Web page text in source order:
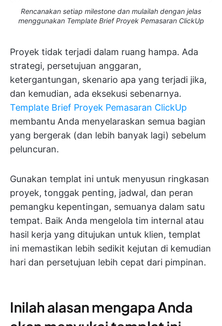
Rencanakan setiap milestone dan mulailah dengan jelas
menggunakan Template Brief Proyek Pemasaran ClickUp
Proyek tidak terjadi dalam ruang hampa. Ada
strategi, persetujuan anggaran,
ketergantungan, skenario apa yang terjadi jika,
dan kemudian, ada eksekusi sebenarnya.
Template Brief Proyek Pemasaran ClickUp
membantu Anda menyelaraskan semua bagian
yang bergerak (dan lebih banyak lagi) sebelum
peluncuran.
Gunakan templat ini untuk menyusun ringkasan
proyek, tonggak penting, jadwal, dan peran
pemangku kepentingan, semuanya dalam satu
tempat. Baik Anda mengelola tim internal atau
hasil kerja yang ditujukan untuk klien, templat
ini memastikan lebih sedikit kejutan di kemudian
hari dan persetujuan lebih cepat dari pimpinan.
Inilah alasan mengapa Anda